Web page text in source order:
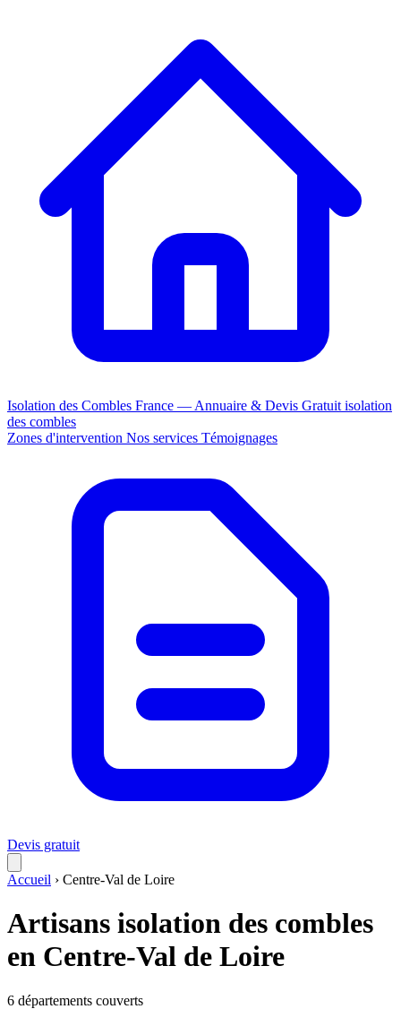
Isolation des Combles France — Annuaire & Devis Gratuit isolation
des combles
Zones d'intervention Nos services Témoignages
Devis gratuit
Accueil › Centre-Val de Loire
Artisans isolation des combles
en Centre-Val de Loire
6 départements couverts